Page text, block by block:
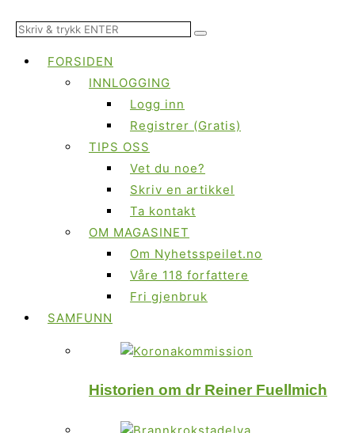
FORSIDEN
INNLOGGING
Logg inn
Registrer (Gratis)
TIPS OSS
Vet du noe?
Skriv en artikkel
Ta kontakt
OM MAGASINET
Om Nyhetsspeilet.no
Våre 118 forfattere
Fri gjenbruk
SAMFUNN
Historien om dr Reiner Fuellmich